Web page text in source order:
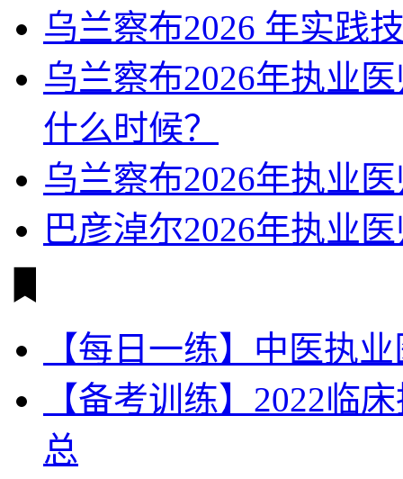
乌兰察布2026 年实践
乌兰察布2026年执业
什么时候？
乌兰察布2026年执业
巴彦淖尔2026年执业
【每日一练】中医执
【备考训练】2022临
总